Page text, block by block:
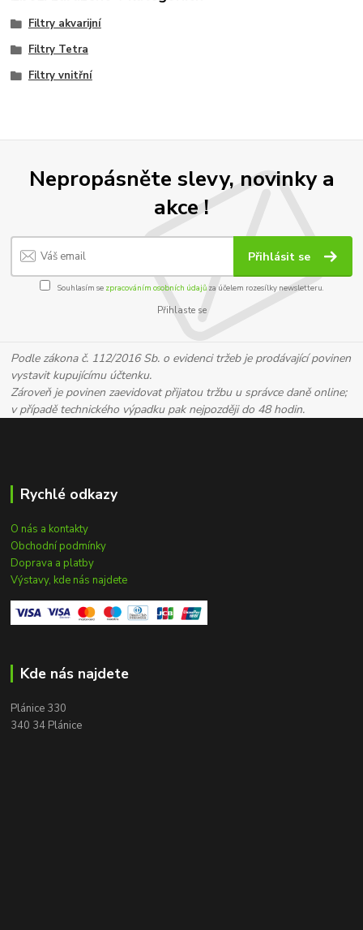
Filtry akvarijní
Filtry Tetra
Filtry vnitřní
Nepropásněte slevy, novinky a
akce !
Přihlásit se
Souhlasím se zpracováním osobních údajůza účelem rozesílky newsletteru.
Přihlaste se
Podle zákona č. 112/2016 Sb. o evidenci tržeb je prodávající povinen
vystavit kupujícímu účtenku.
Zároveň je povinen zaevidovat přijatou tržbu u správce daně online;
v případě technického výpadku pak nejpozději do 48 hodin.
Rychlé odkazy
O nás a kontakty
Obchodní podmínky
Doprava a platby
Výstavy, kde nás najdete
Kde nás najdete
Plánice 330
340 34 Plánice